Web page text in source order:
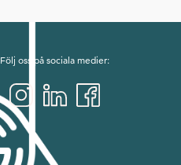
Följ oss på sociala medier: